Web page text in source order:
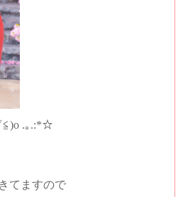
.｡.:*☆
てますので